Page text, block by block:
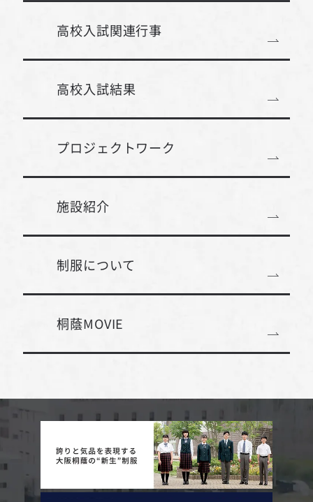
高校入試関連行事
高校入試結果
プロジェクトワーク
施設紹介
制服について
桐蔭MOVIE